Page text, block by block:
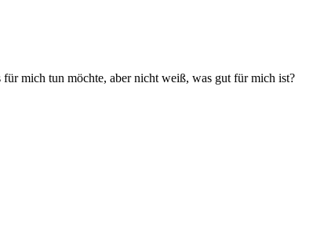
mich tun möchte, aber nicht weiß, was gut für mich ist?